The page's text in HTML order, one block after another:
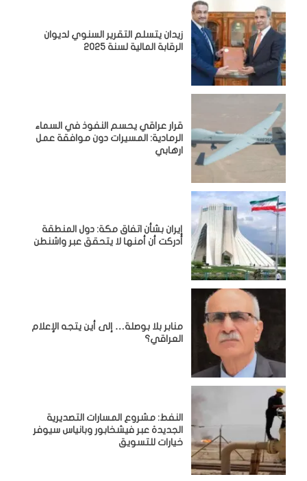
زيدان يتسلم التقرير السنوي لديوان
الرقابة المالية لسنة 2025
قرار عراقي يحسم النفوذ في السماء
الرمادية: المسيرات دون موافقة عمل
ارهابي
إيران بشأن اتفاق مكة: دول المنطقة
أدركت أن أمنها لا يتحقق عبر واشنطن
منابر بلا بوصلة… إلى أين يتجه الإعلام
العراقي؟
النفط: مشروع المسارات التصديرية
الجديدة عبر فيشخابور وبانياس سيوفر
خيارات للتسويق